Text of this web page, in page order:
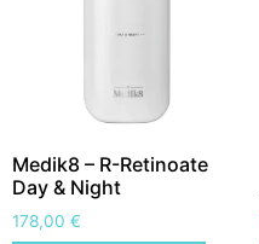
Medik8 – R-Retinoate
Day & Night
178,00 €